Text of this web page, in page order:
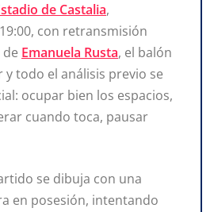
de Castalia,
con retransmisión
Emanuela Rusta, el balón
todo el análisis previo se
ocupar bien los espacios,
cuando toca, pausar
se dibuja con una
en posesión, intentando